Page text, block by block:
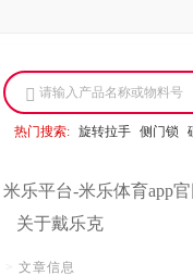
请输入产品名称或物料号
热门搜索: 旋转拉手 侧门锁
米乐平台-米乐体育app
关于戴乐克
> 文章信息